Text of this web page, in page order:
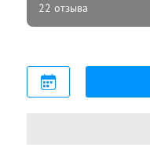
22 отзыва